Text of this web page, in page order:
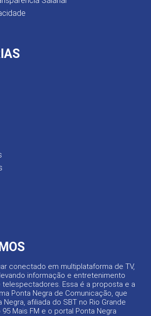
conectado em multiplataforma de TV,
informação e entretenimento
telespectadores. Essa é a proposta e a
Ponta Negra de Comunicação, que
Negra, afiliada do SBT no Rio Grande
Mais FM e o portal Ponta Negra